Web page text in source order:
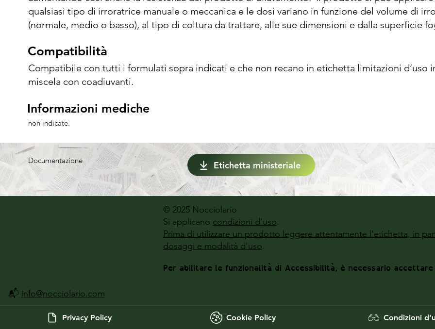
Etichetta ministeriale
Documentazione
qualsiasi tipo di irroratrice manuale o meccanica e le dosi variano in funzione del volume di
(normale, medio o basso), al tipo di coltura da trattare, alle sue dimensioni e dalla superficie
agitazione della soluzione, aggiungere il bagnante e poi portare il serbatoio al volume finale di
applicazione. Si impiega per applicazioni fogliari in miscela con fungicidi a base rame, dose di
ml/hl (0,5-1,5 l/ha).
Compatibilità
Compatibilità
Compatibile con tutti i formulati sopra indicati e che non recano in etichetta limitazioni d’uso
miscela con coadiuvanti.
Informazioni mediche
Informazioni mediche
non indicate.
© 2025 Nocciolario
Si applicano condizioni d'uso.
Prima di utilizzare un prodotto leggere attentamente l'etichetta, in
dosaggi e modalità d'uso.
Per abilitare le funzionalità di Accessibilità, è necessario accettare
Condizioni
Privacy Policy Cookie Policy
📬 info@nocciolario.com